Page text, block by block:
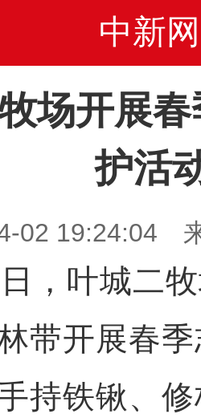
中新网
场开展
护活
02 19:24:04
叶城二牧
带开展春
持铁锹、